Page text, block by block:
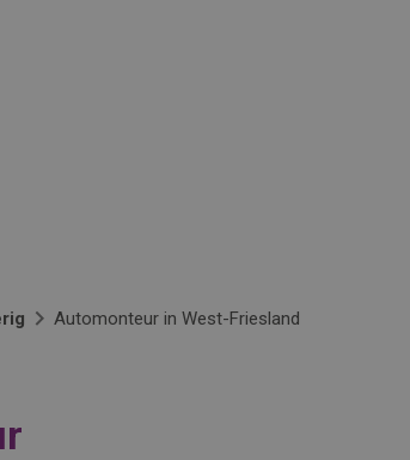
Automonteur in West-Friesland